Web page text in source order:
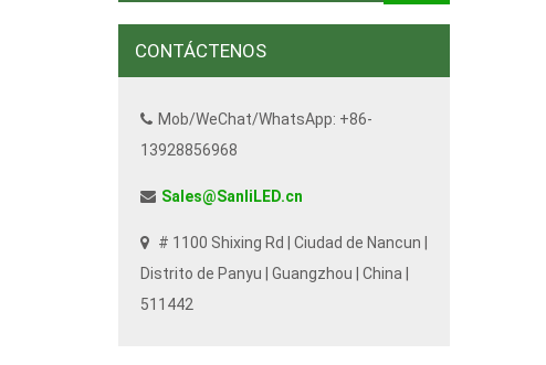
CONTÁCTENOS
Mob/WeChat/WhatsApp: +86-
13928856968
Sales@SanliLED.cn
# 1100 Shixing Rd | Ciudad de Nancun |
Distrito de Panyu | Guangzhou | China |
511442